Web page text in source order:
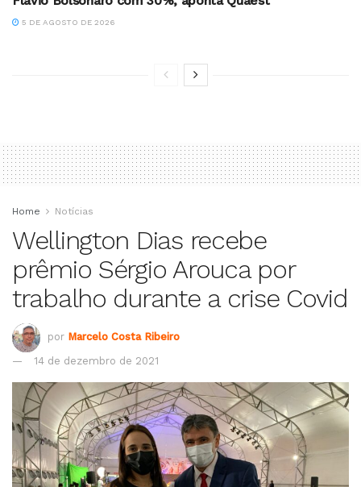
5 DE AGOSTO DE 2026
Home Notícias
Wellington Dias recebe
prêmio Sérgio Arouca por
trabalho durante a crise Covid
por Marcelo Costa Ribeiro
14 de dezembro de 2021